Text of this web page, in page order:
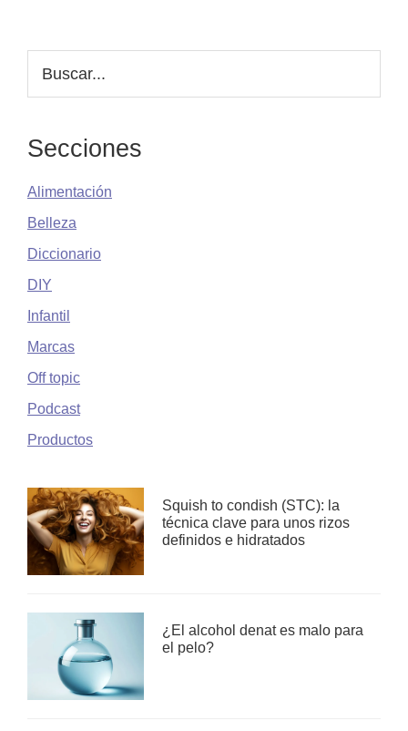
Barra
lateral
Secciones
Alimentación
Belleza
Diccionario
DIY
Infantil
Marcas
Off topic
Podcast
Productos
Squish to condish (STC): la
técnica clave para unos rizos
definidos e hidratados
¿El alcohol denat es malo para
el pelo?